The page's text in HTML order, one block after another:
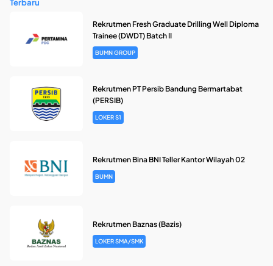
Rekrutmen Fresh Graduate Drilling Well Diploma
Trainee (DWDT) Batch II
BUMN GROUP
Rekrutmen PT Persib Bandung Bermartabat
(PERSIB)
LOKER S1
Rekrutmen Bina BNI Teller Kantor Wilayah 02
BUMN
Rekrutmen Baznas (Bazis)
LOKER SMA/SMK